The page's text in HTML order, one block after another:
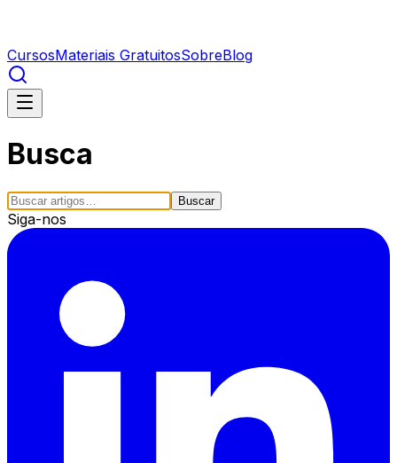
CursosMateriais GratuitosSobreBlog
Busca
Buscar
Siga-nos